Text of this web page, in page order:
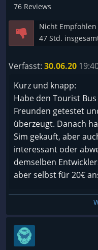
76 Reviews
Nicht Empfohlen
47 Std.
Verfasst: 30.06.20
Kurz und knapp:
Habe den Tourist
Freunden getestet
überzeugt. Danach
Sim gekauft, aber
interessant oder
demselben
aber selbst für 20€
Die Busauswahl ist
eh schon wenigen
unnütz.
Keine volle